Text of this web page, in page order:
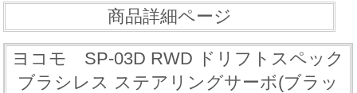
商品詳細ページ
ヨコモ SP-03D RWD ドリフトスペック
ブラシレス ステアリングサーボ(ブラッ